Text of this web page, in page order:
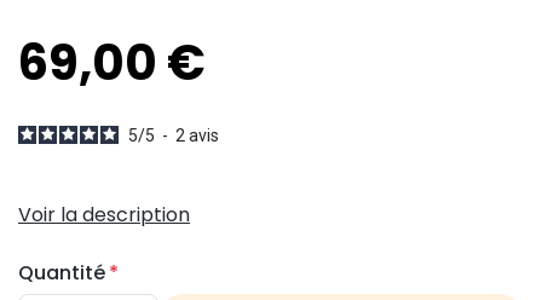
69,00 €
5/5 - 2 avis
Voir la description
Quantité